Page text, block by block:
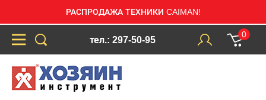
РАСПРОДАЖА ТЕХНИКИ CAIMAN!
тел.: 297-50-95
0